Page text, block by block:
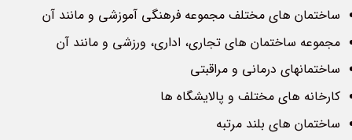
ساختمان های مختلف مجموعه فرهنگی آموزشی و مانند آن
مجموعه ساختمان های تجاری، اداری، ورزشی و مانند آن
ساختمان­های درمانی و مراقبتی
کارخانه های مختلف و پالایشگاه ها
ساختمان های بلند مرتبه